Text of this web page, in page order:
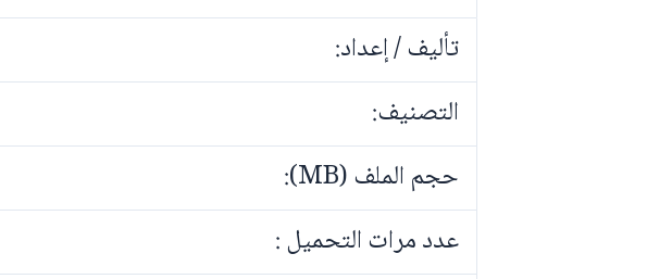
تأليف / إعداد:
التصنيف:
حجم الملف (MB):
عدد مرات التحميل :